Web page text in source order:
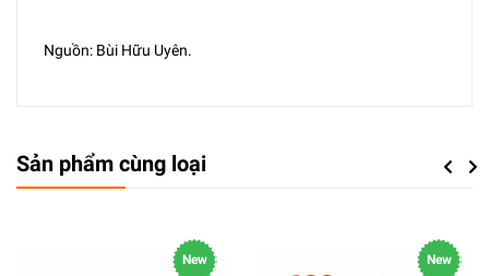
Nguồn: Bùi Hữu Uyên.
Sản phẩm cùng loại Previous
New New
Next